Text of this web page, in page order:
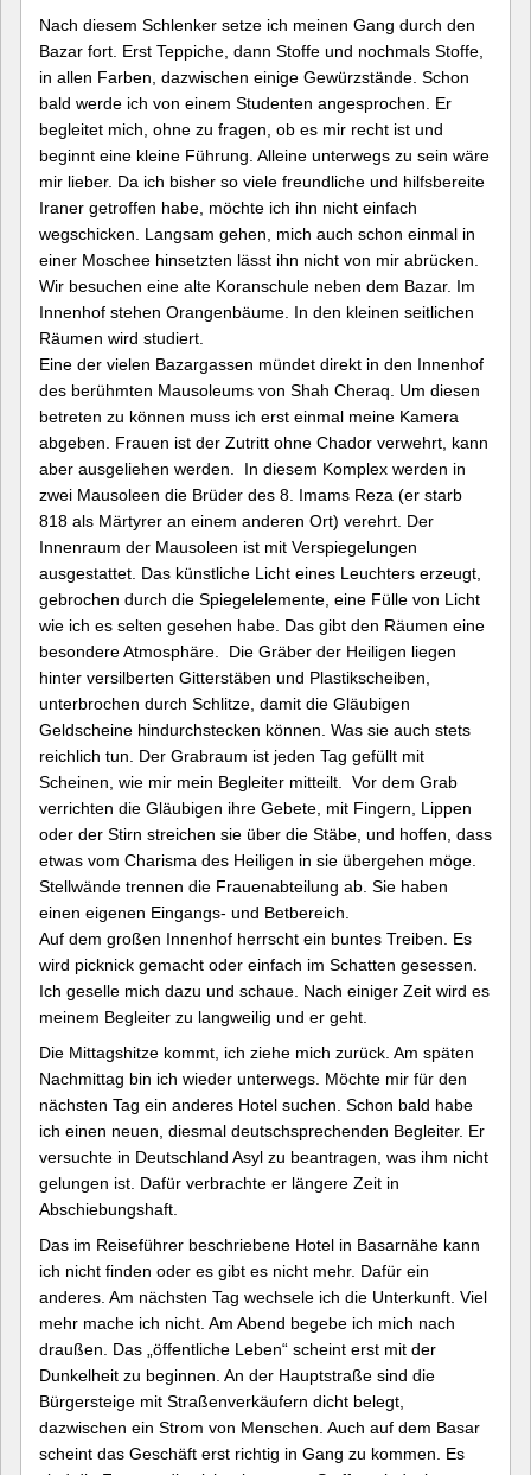
Nach diesem Schlenker setze ich meinen Gang durch den
Bazar fort. Erst Teppiche, dann Stoffe und nochmals Stoffe,
in allen Farben, dazwischen einige Gewürzstände. Schon
bald werde ich von einem Studenten angesprochen. Er
begleitet mich, ohne zu fragen, ob es mir recht ist und
beginnt eine kleine Führung. Alleine unterwegs zu sein wäre
mir lieber. Da ich bisher so viele freundliche und hilfsbereite
Iraner getroffen habe, möchte ich ihn nicht einfach
wegschicken. Langsam gehen, mich auch schon einmal in
einer Moschee hinsetzten lässt ihn nicht von mir abrücken.
Wir besuchen eine alte Koranschule neben dem Bazar. Im
Innenhof stehen Orangenbäume. In den kleinen seitlichen
Räumen wird studiert.
Eine der vielen Bazargassen mündet direkt in den Innenhof
des berühmten Mausoleums von Shah Cheraq. Um diesen
betreten zu können muss ich erst einmal meine Kamera
abgeben. Frauen ist der Zutritt ohne Chador verwehrt, kann
aber ausgeliehen werden. In diesem Komplex werden in
zwei Mausoleen die Brüder des 8. Imams Reza (er starb
818 als Märtyrer an einem anderen Ort) verehrt. Der
Innenraum der Mausoleen ist mit Verspiegelungen
ausgestattet. Das künstliche Licht eines Leuchters erzeugt,
gebrochen durch die Spiegelelemente, eine Fülle von Licht
wie ich es selten gesehen habe. Das gibt den Räumen eine
besondere Atmosphäre. Die Gräber der Heiligen liegen
hinter versilberten Gitterstäben und Plastikscheiben,
unterbrochen durch Schlitze, damit die Gläubigen
Geldscheine hindurchstecken können. Was sie auch stets
reichlich tun. Der Grabraum ist jeden Tag gefüllt mit
Scheinen, wie mir mein Begleiter mitteilt. Vor dem Grab
verrichten die Gläubigen ihre Gebete, mit Fingern, Lippen
oder der Stirn streichen sie über die Stäbe, und hoffen, dass
etwas vom Charisma des Heiligen in sie übergehen möge.
Stellwände trennen die Frauenabteilung ab. Sie haben
einen eigenen Eingangs- und Betbereich.
Auf dem großen Innenhof herrscht ein buntes Treiben. Es
wird picknick gemacht oder einfach im Schatten gesessen.
Ich geselle mich dazu und schaue. Nach einiger Zeit wird es
meinem Begleiter zu langweilig und er geht.
Die Mittagshitze kommt, ich ziehe mich zurück. Am späten
Nachmittag bin ich wieder unterwegs. Möchte mir für den
nächsten Tag ein anderes Hotel suchen. Schon bald habe
ich einen neuen, diesmal deutschsprechenden Begleiter. Er
versuchte in Deutschland Asyl zu beantragen, was ihm nicht
gelungen ist. Dafür verbrachte er längere Zeit in
Abschiebungshaft.
Das im Reiseführer beschriebene Hotel in Basarnähe kann
ich nicht finden oder es gibt es nicht mehr. Dafür ein
anderes. Am nächsten Tag wechsele ich die Unterkunft. Viel
mehr mache ich nicht. Am Abend begebe ich mich nach
draußen. Das „öffentliche Leben“ scheint erst mit der
Dunkelheit zu beginnen. An der Hauptstraße sind die
Bürgersteige mit Straßenverkäufern dicht belegt,
dazwischen ein Strom von Menschen. Auch auf dem Basar
scheint das Geschäft erst richtig in Gang zu kommen. Es